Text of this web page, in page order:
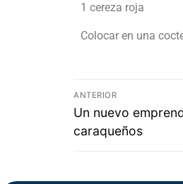
1 cereza roja
Colocar en una
ANTERIOR
Un nuevo
caraqueños